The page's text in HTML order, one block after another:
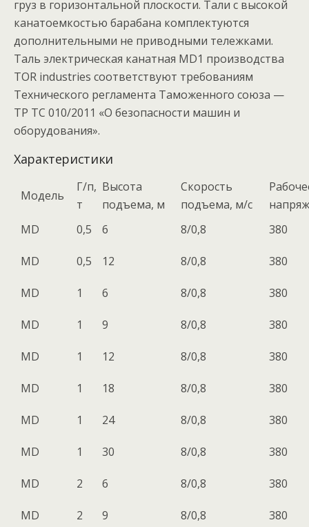
груз в горизонтальной плоскости. Тали с высокой
канатоемкостью барабана комплектуются
дополнительными не приводными тележками.
Таль электрическая канатная МD1 производства
TOR industries соответствуют требованиям
Технического регламента Таможенного союза —
ТР ТС 010/2011 «О безопасности машин и
оборудования».
Характеристики
Модель
Г/п,
т
Высота
подъема, м
Скорость
подъема, м/с
МD
0,5 6 8/0,8 380
МD 0,5 12 8/0,8 380
МD 1 6 8/0,8 380
МD 1 9 8/0,8 380
МD 1 12 8/0,8 380
МD 1 18 8/0,8 380
МD 1 24 8/0,8 380
МD 1 30 8/0,8 380
МD 2 6 8/0,8 380
МD 2 9 8/0,8 380